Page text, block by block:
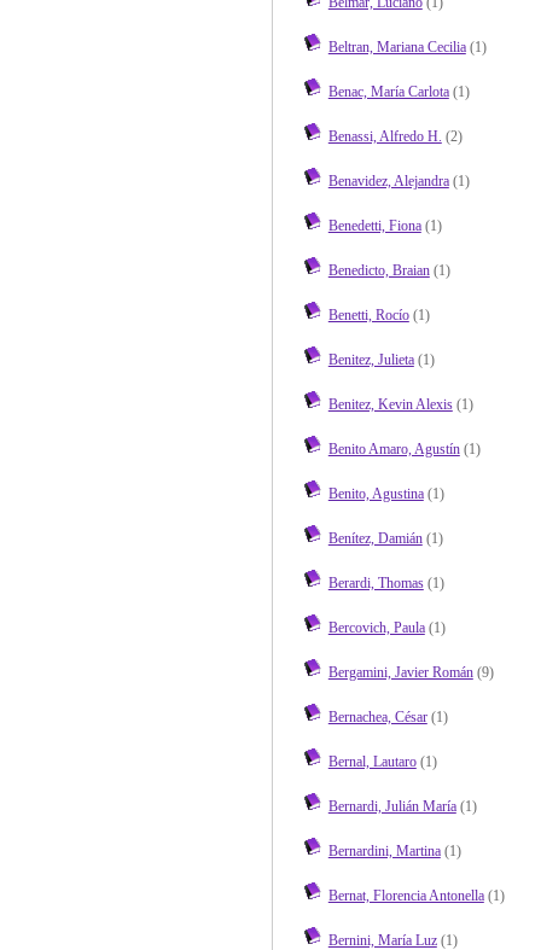
Beltran, Mariana Cecilia(1)
Benac, María Carlota(1)
Benassi, Alfredo H. (2)
Benavidez, Alejandra(1)
Benedetti, Fiona(1)
Benedicto, Braian(1)
Benetti, Rocío(1)
Benitez, Julieta(1)
Benitez, Kevin Alexis(1)
Benito Amaro, Agustín(1)
Benito, Agustina(1)
Benítez, Damián(1)
Berardi, Thomas(1)
Bercovich, Paula(1)
Bergamini, Javier Román(9)
Bernachea, César(1)
Bernal, Lautaro(1)
Bernardi, Julián María(1)
Bernardini, Martina(1)
Bernat, Florencia Antonella(1)
Bernini, María Luz(1)